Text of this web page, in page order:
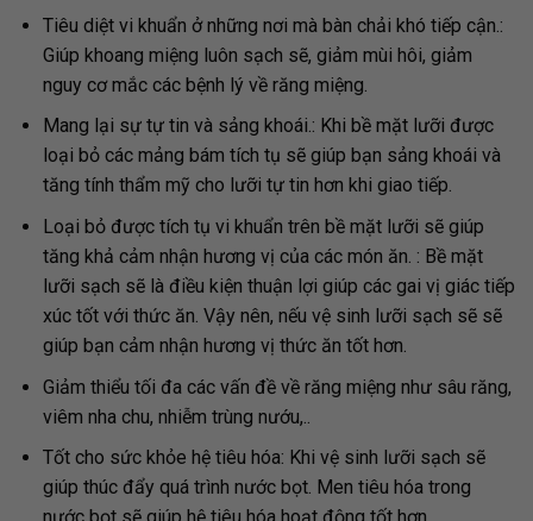
Tiêu diệt vi khuẩn ở những nơi mà bàn chải khó tiếp cận.:
Giúp khoang miệng luôn sạch sẽ, giảm mùi hôi, giảm
nguy cơ mắc các bệnh lý về răng miệng.
Mang lại sự tự tin và sảng khoái.: Khi bề mặt lưỡi được
loại bỏ các mảng bám tích tụ sẽ giúp bạn sảng khoái và
tăng tính thẩm mỹ cho lưỡi tự tin hơn khi giao tiếp.
Loại bỏ được tích tụ vi khuẩn trên bề mặt lưỡi sẽ giúp
tăng khả cảm nhận hương vị của các món ăn. : Bề mặt
lưỡi sạch sẽ là điều kiện thuận lợi giúp các gai vị giác tiếp
xúc tốt với thức ăn. Vậy nên, nếu vệ sinh lưỡi sạch sẽ sẽ
giúp bạn cảm nhận hương vị thức ăn tốt hơn.
Giảm thiểu tối đa các vấn đề về răng miệng như sâu răng,
viêm nha chu, nhiễm trùng nướu,..
Tốt cho sức khỏe hệ tiêu hóa: Khi vệ sinh lưỡi sạch sẽ
giúp thúc đẩy quá trình nước bọt. Men tiêu hóa trong